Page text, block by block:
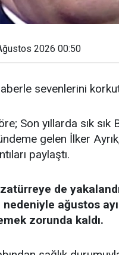
2026 00:50
sevenlerini
Son yıllarda sık
gelen İlker
paylaştı.
de
ağustos
zorunda kaldı.